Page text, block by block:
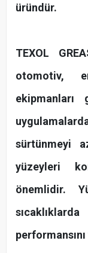
üründür.
TEXOL
otomotiv,
ekipmanları
sürtünmeyi
yüzeyleri
önemlidir.